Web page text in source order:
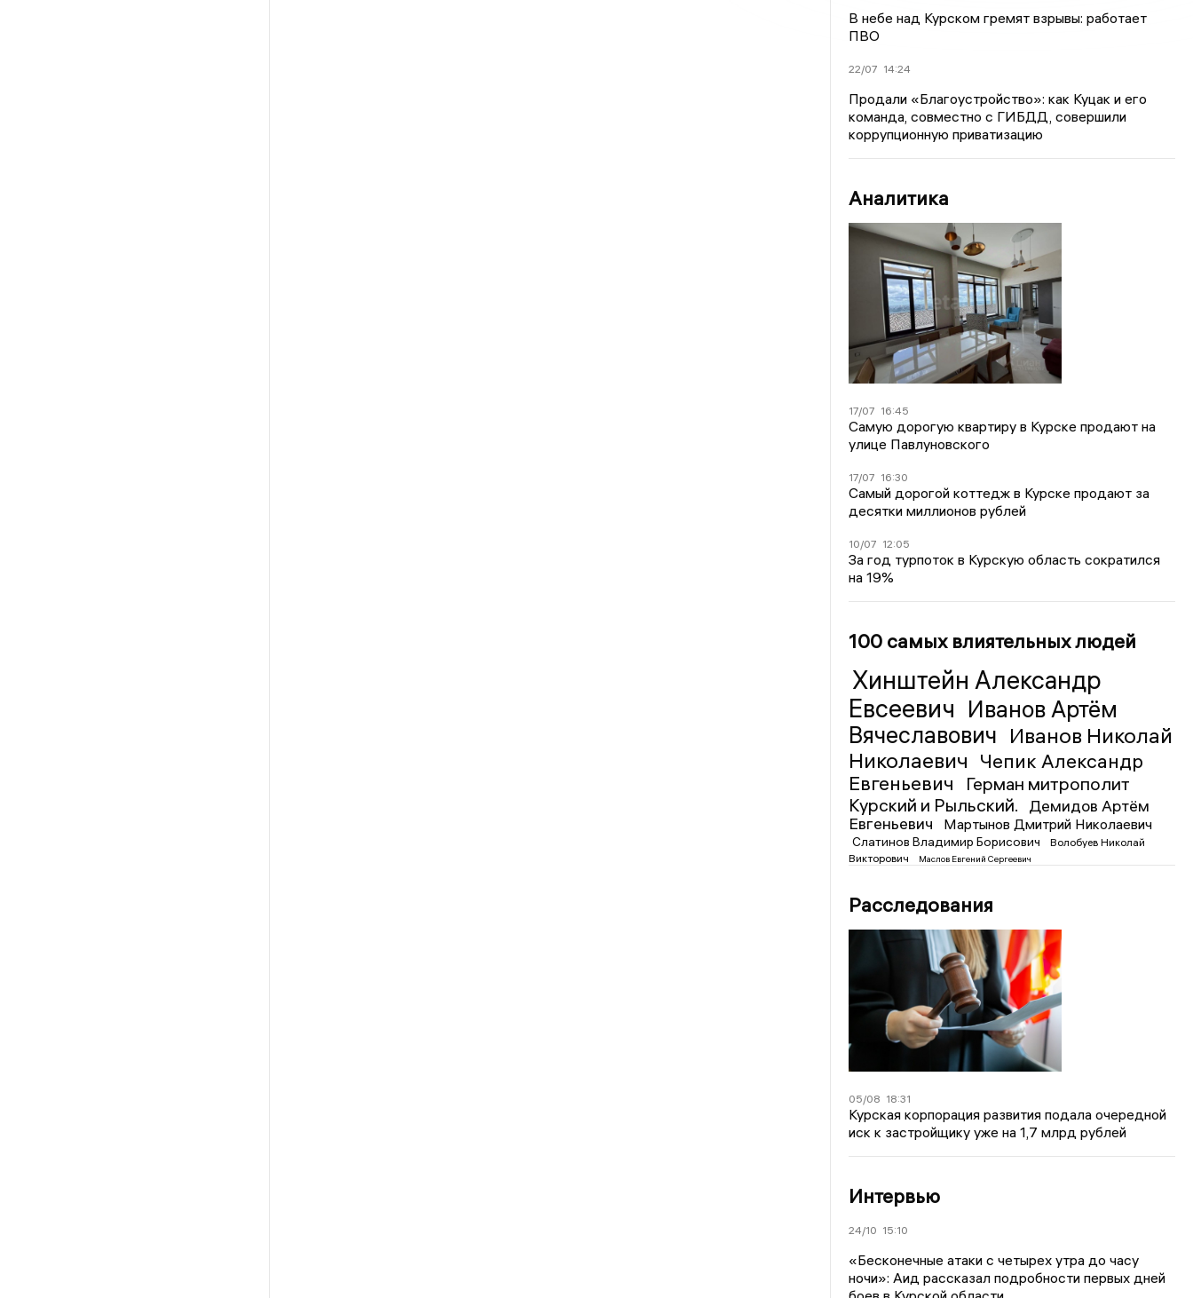
В небе над Курском гремят взрывы: работает
ПВО
22/07 14:24
Продали «Благоустройство»: как Куцак и его
команда, совместно с ГИБДД, совершили
коррупционную приватизацию
Аналитика
17/07 16:45
Самую дорогую квартиру в Курске продают на
улице Павлуновского
17/07 16:30
Самый дорогой коттедж в Курске продают за
десятки миллионов рублей
10/07 12:05
За год турпоток в Курскую область сократился
на 19%
100 самых влиятельных людей
Хинштейн Александр
Евсеевич Иванов Артём
Вячеславович Иванов Николай
Николаевич Чепик Александр
Евгеньевич
Герман митрополит
Курский и Рыльский.
Демидов Артём
Евгеньевич
Мартынов Дмитрий Николаевич
Слатинов Владимир Борисович
Волобуев Николай
Викторович
Маслов Евгений Сергеевич
Расследования
05/08 18:31
Курская корпорация развития подала очередной
иск к застройщику уже на 1,7 млрд рублей
Интервью
24/10 15:10
«Бесконечные атаки с четырех утра до часу
ночи»: Аид рассказал подробности первых дней